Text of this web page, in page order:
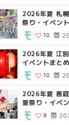
2026年夏 札
祭り・イベン
MouLa10
2026年夏 江別
イベントまと
HOKKAIDO
10
2026年夏 恵
夏祭り・イベ
MouLa9